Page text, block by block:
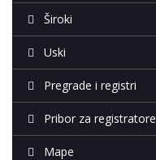
Široki
Uski
Pregrade i registri
Pribor za registratore
Mape